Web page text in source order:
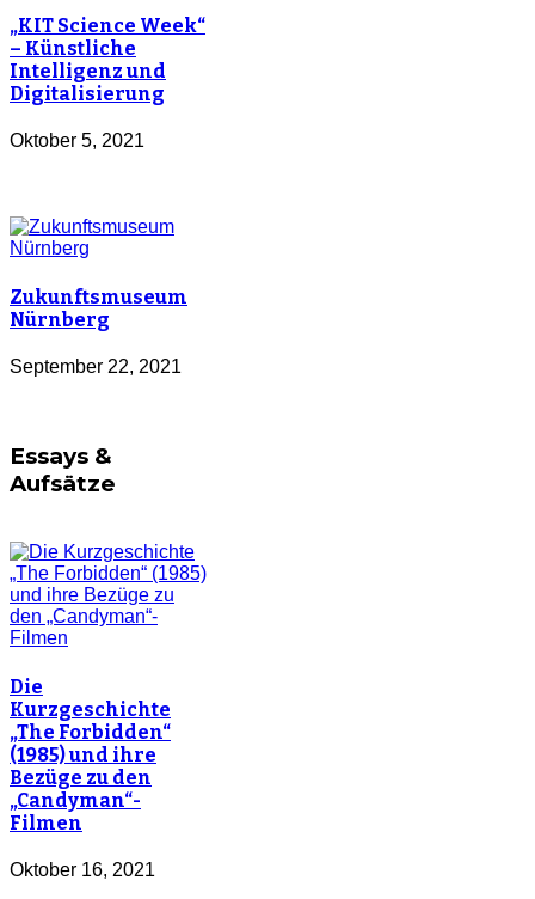
„KIT Science Week“
– Künstliche
Intelligenz und
Digitalisierung
Oktober 5, 2021
Zukunftsmuseum
Nürnberg
September 22, 2021
Essays &
Aufsätze
Die
Kurzgeschichte
„The Forbidden“
(1985) und ihre
Bezüge zu den
„Candyman“-
Filmen
Oktober 16, 2021